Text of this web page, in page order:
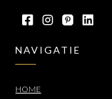
NAVIGATIE
HOME